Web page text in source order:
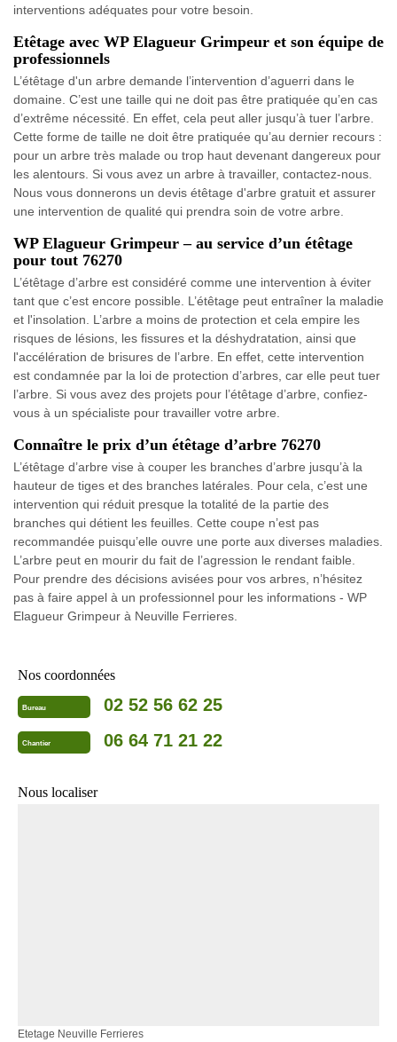
interventions adéquates pour votre besoin.
Etêtage avec WP Elagueur Grimpeur et son équipe de
professionnels
L’étêtage d'un arbre demande l’intervention d’aguerri dans le
domaine. C’est une taille qui ne doit pas être pratiquée qu’en cas
d’extrême nécessité. En effet, cela peut aller jusqu’à tuer l’arbre.
Cette forme de taille ne doit être pratiquée qu’au dernier recours :
pour un arbre très malade ou trop haut devenant dangereux pour
les alentours. Si vous avez un arbre à travailler, contactez-nous.
Nous vous donnerons un devis étêtage d'arbre gratuit et assurer
une intervention de qualité qui prendra soin de votre arbre.
WP Elagueur Grimpeur – au service d’un étêtage
pour tout 76270
L’étêtage d’arbre est considéré comme une intervention à éviter
tant que c’est encore possible. L’étêtage peut entraîner la maladie
et l'insolation. L’arbre a moins de protection et cela empire les
risques de lésions, les fissures et la déshydratation, ainsi que
l'accélération de brisures de l’arbre. En effet, cette intervention
est condamnée par la loi de protection d’arbres, car elle peut tuer
l’arbre. Si vous avez des projets pour l’étêtage d’arbre, confiez-
vous à un spécialiste pour travailler votre arbre.
Connaître le prix d’un étêtage d’arbre 76270
L’étêtage d’arbre vise à couper les branches d’arbre jusqu’à la
hauteur de tiges et des branches latérales. Pour cela, c’est une
intervention qui réduit presque la totalité de la partie des
branches qui détient les feuilles. Cette coupe n’est pas
recommandée puisqu’elle ouvre une porte aux diverses maladies.
L’arbre peut en mourir du fait de l’agression le rendant faible.
Pour prendre des décisions avisées pour vos arbres, n’hésitez
pas à faire appel à un professionnel pour les informations - WP
Elagueur Grimpeur à Neuville Ferrieres.
Nos coordonnées
Bureau 02 52 56 62 25
Chantier 06 64 71 21 22
Nous localiser
Etetage Neuville Ferrieres